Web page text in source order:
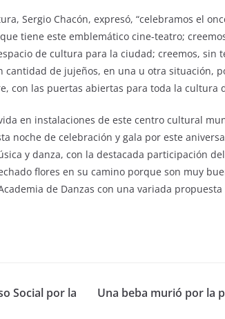
Sergio Chacón, expresó, “celebramos el
tiene este emblemático cine-teatro;
de cultura para la ciudad; creemos, sin
cantidad de jujeños, en una u otra situación,
con las puertas abiertas para toda la cultura
en instalaciones de este centro cultural
noche de celebración y gala por este
y danza, con la destacada participación
flores en su camino porque son muy
de Danzas con una variada propuesta
Social por la
Una beba murió por la